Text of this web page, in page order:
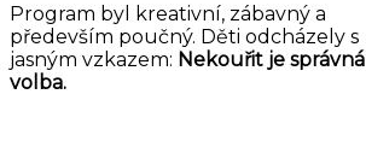
Program byl kreativní, zábavný a
především poučný. Děti odcházely s
jasným vzkazem: Nekouřit je správná
volba.